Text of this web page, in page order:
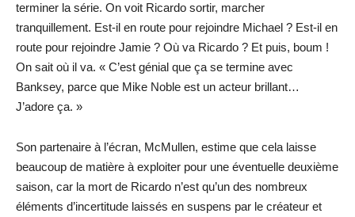
terminer la série. On voit Ricardo sortir, marcher
tranquillement. Est-il en route pour rejoindre Michael ? Est-il en
route pour rejoindre Jamie ? Où va Ricardo ? Et puis, boum !
On sait où il va. « C’est génial que ça se termine avec
Banksey, parce que Mike Noble est un acteur brillant…
J’adore ça. »
Son partenaire à l’écran, McMullen, estime que cela laisse
beaucoup de matière à exploiter pour une éventuelle deuxième
saison, car la mort de Ricardo n’est qu’un des nombreux
éléments d’incertitude laissés en suspens par le créateur et